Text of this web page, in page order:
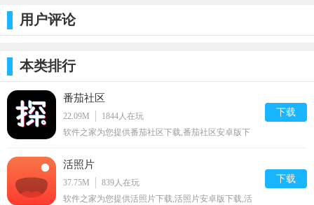
用户评论
本类排行
番茄社区
22.09M 1844人在玩
软件之家为您提供番茄社区下载,番茄社区安卓版下
下载
活照片
37.75M 839人在玩
软件之家为您提供活照片下载,活照片安卓版下载,活
下载